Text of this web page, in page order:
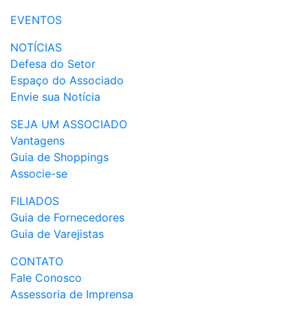
EVENTOS
NOTÍCIAS
Defesa do Setor
Espaço do Associado
Envie sua Notícia
SEJA UM ASSOCIADO
Vantagens
Guia de Shoppings
Associe-se
FILIADOS
Guia de Fornecedores
Guia de Varejistas
CONTATO
Fale Conosco
Assessoria de Imprensa